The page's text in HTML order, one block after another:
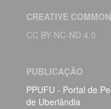
CREATIVE
CC BY-NC-ND 4.0
PUBLICAÇÃO
PPUFU - Portal de
de Uberlândia